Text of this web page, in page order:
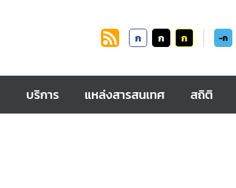
ก ก ก -ก
บริการ แหล่งสารสนเทศ สถิติ